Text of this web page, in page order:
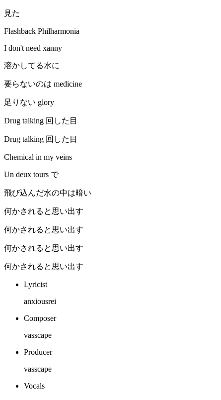
見た
Flashback Philharmonia
I don't need xanny
溶かしてる水に
要らないのは medicine
足りない glory
Drug talking 回した目
Drug talking 回した目
Chemical in my veins
Un deux tours で
飛び込んだ水の中は暗い
何かされると思い出す
何かされると思い出す
何かされると思い出す
何かされると思い出す
Lyricist
anxiousrei
Composer
vasscape
Producer
vasscape
Vocals